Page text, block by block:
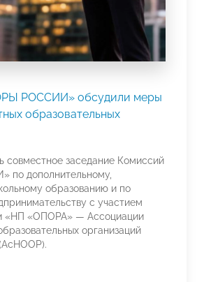
РОССИИ» обсудили меры
образовательных
совместное заседание Комиссий
дополнительному,
образованию и по
с участием
«НП «ОПОРА» — Ассоциации
организаций